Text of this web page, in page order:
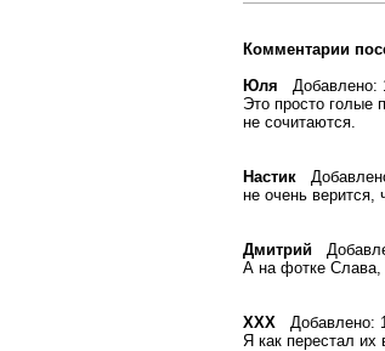
Комментарии
Юля Добавлено:
Это просто голые
не сочитаются.
Настик
не очень верится,
Дмитрий
А на фотке Слава,
XXX Добавлено:
Я как перестал их